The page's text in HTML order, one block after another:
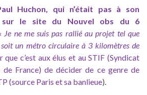
Huchon, qui n’était pas à son
sur le site du Nouvel obs du 6
Je ne me suis pas rallié au projet tel que
soit un métro circulaire à 3 kilomètres de
que c’est aux élus et au STIF (Syndicat
de France) de décider de ce genre de
(source Paris et sa banlieue).